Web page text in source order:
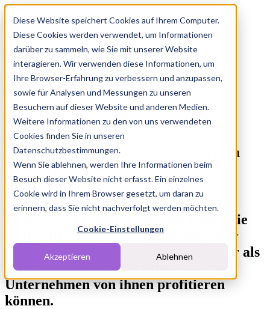
Diese Website speichert Cookies auf Ihrem Computer.
Diese Cookies werden verwendet, um Informationen
darüber zu sammeln, wie Sie mit unserer Website
interagieren. Wir verwenden diese Informationen, um
Ihre Browser-Erfahrung zu verbessern und anzupassen,
sowie für Analysen und Messungen zu unseren
Besuchern auf dieser Website und anderen Medien.
Weitere Informationen zu den von uns verwendeten
Cookies finden Sie in unseren
Datenschutzbestimmungen.
Wenn Sie ablehnen, werden Ihre Informationen beim
Besuch dieser Website nicht erfasst. Ein einzelnes
Cookie wird in Ihrem Browser gesetzt, um daran zu
erinnern, dass Sie nicht nachverfolgt werden möchten.
Cookie-Einstellungen
Akzeptieren Ablehnen
Features
Solutions
Blog
Charts
Rabatt Codes
Pakete
Jul 18, 2024
Wie Influencer Rabatt Codes uns zum
Kaufen verleiten
Dana
Jeder kennt Rabatt Codes und nutzt sie
vielleicht auch selbst regelmäßig. Wir
zeigen dir, weshalb aber nicht nur wir als
Käufer, sondern auch Influencer und
Unternehmen von ihnen profitieren
können.